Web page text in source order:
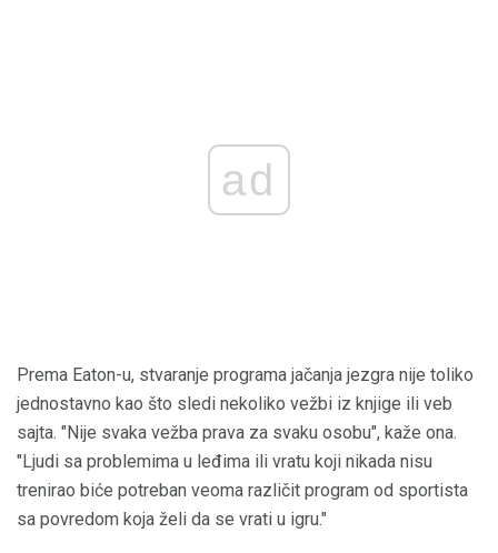
ad
Prema Eaton-u, stvaranje programa jačanja jezgra nije toliko
jednostavno kao što sledi nekoliko vežbi iz knjige ili veb
sajta. "Nije svaka vežba prava za svaku osobu", kaže ona.
"Ljudi sa problemima u leđima ili vratu koji nikada nisu
trenirao biće potreban veoma različit program od sportista
sa povredom koja želi da se vrati u igru."